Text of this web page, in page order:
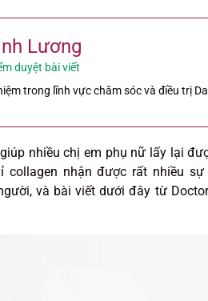
Lương
duyệt bài viết
trong lĩnh vực chăm sóc và điều trị
nhiều chị em phụ nữ lấy lại
collagen nhận được rất nhiều
và bài viết dưới đây từ